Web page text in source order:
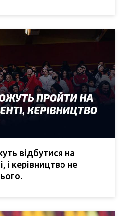
відбутися на
і керівництво не